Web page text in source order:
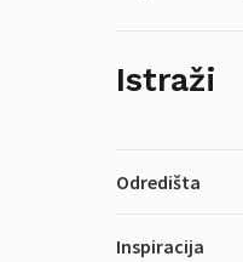
Istraži
Odredišta
Inspiracija